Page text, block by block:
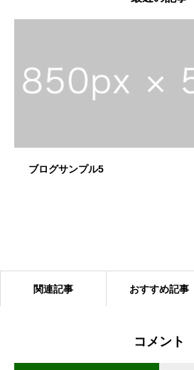
ブログサンプル5
関連記事 おすすめ記事
コメント